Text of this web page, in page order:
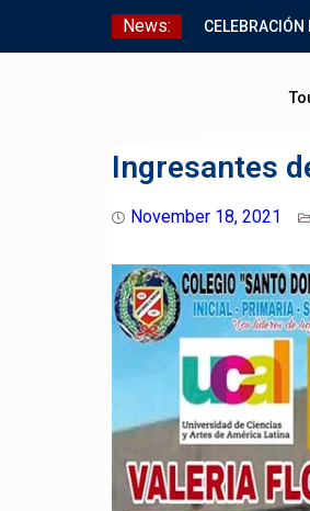
News:
CELEBRACIÓN
BAUTISMO
Laboratorios
Ingresantes
November 18, 2021